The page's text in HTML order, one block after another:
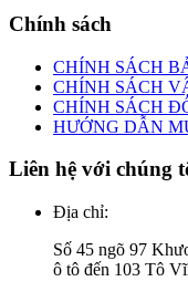
Chính sách
CHÍNH SÁCH
CHÍNH SÁCH
CHÍNH SÁCH
HƯỚNG DẪN
Liên hệ với chúng
Địa chỉ:
Số 45 ngõ 97
ô tô đến 103 Tô